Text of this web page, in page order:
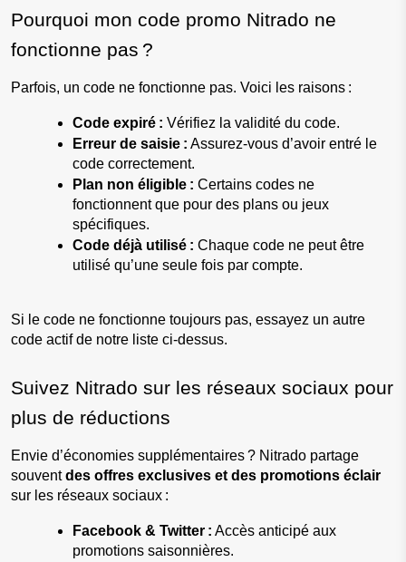
Pourquoi mon code promo Nitrado ne
fonctionne pas ?
Parfois, un code ne fonctionne pas. Voici les raisons :
Code expiré : Vérifiez la validité du code.
Erreur de saisie : Assurez-vous d’avoir entré le
code correctement.
Plan non éligible : Certains codes ne
fonctionnent que pour des plans ou jeux
spécifiques.
Code déjà utilisé : Chaque code ne peut être
utilisé qu’une seule fois par compte.
Si le code ne fonctionne toujours pas, essayez un autre
code actif de notre liste ci-dessus.
Suivez Nitrado sur les réseaux sociaux pour
plus de réductions
Envie d’économies supplémentaires ? Nitrado partage
souvent des offres exclusives et des promotions éclair
sur les réseaux sociaux :
Facebook & Twitter : Accès anticipé aux
promotions saisonnières.